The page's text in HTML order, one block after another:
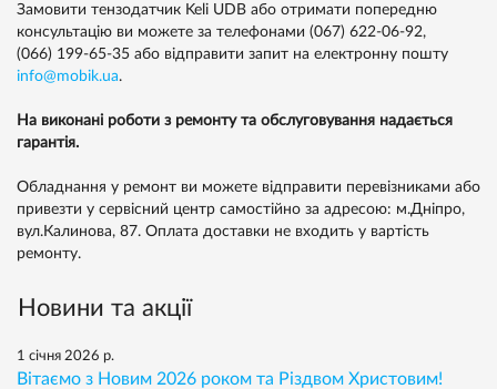
Замовити тензодатчик Keli UDB або отримати попередню
консультацію ви можете за телефонами (067) 622-06-92,
(066) 199-65-35 або відправити запит на електронну пошту
info@mobik.ua.
На виконані роботи з ремонту та обслуговування надається
гарантія.
Обладнання у ремонт ви можете відправити перевізниками або
привезти у сервісний центр самостійно за адресою: м.Дніпро,
вул.Калинова, 87. Оплата доставки не входить у вартість
ремонту.
Новини та акції
1 січня 2026 р.
Вітаємо з Новим 2026 роком та Різдвом Христовим!